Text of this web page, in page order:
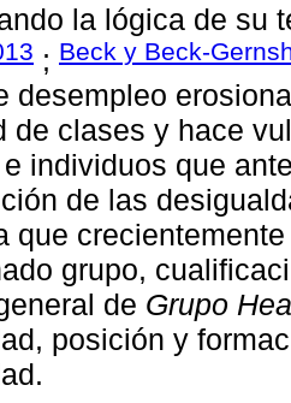
la lógica de su
; Beck y Beck-
desempleo
de clases y hace
individuos que
de las
que
grupo,
de Grupo
posición y